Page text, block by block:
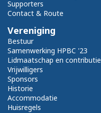
Supporters
Contact & Route
Vereniging
Bestuur
Samenwerking HPBC '23
Lidmaatschap en contributie
Vrijwilligers
Sponsors
Historie
Accommodatie
Huisregels